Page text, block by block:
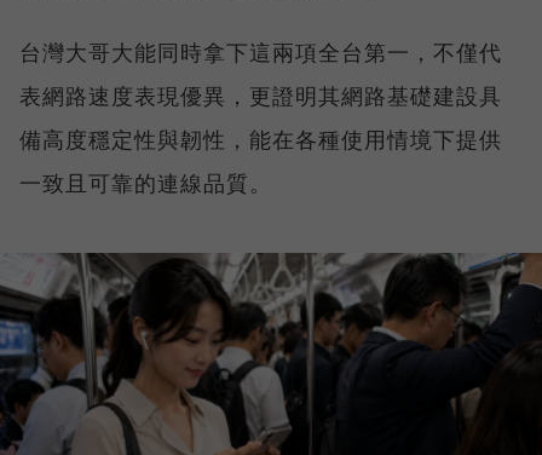
台灣大哥大能同時拿下這兩項全台第一，不僅代
表網路速度表現優異，更證明其網路基礎建設具
備高度穩定性與韌性，能在各種使用情境下提供
一致且可靠的連線品質。